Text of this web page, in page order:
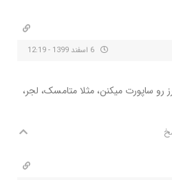
رو ساپورت میکنن، مثلا متامسک، لجر،